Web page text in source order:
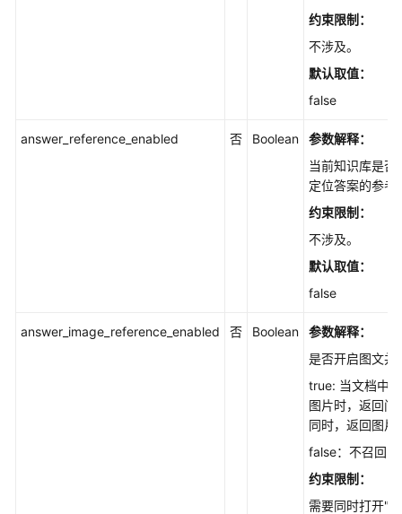
定
约束限制：
不涉及。
默认取值：
false
answer_reference_enabled 否 Boolean
参数解释：
当前知识库是否
定位答案的参考
约束限制：
不涉及。
默认取值：
false
answer_image_reference_enabled 否 Boolean
参数解释：
是否开启图文并
true: 当文档中
图片时，返回问
同时，返回图片
false：不召回图
约束限制：
需要同时打开"